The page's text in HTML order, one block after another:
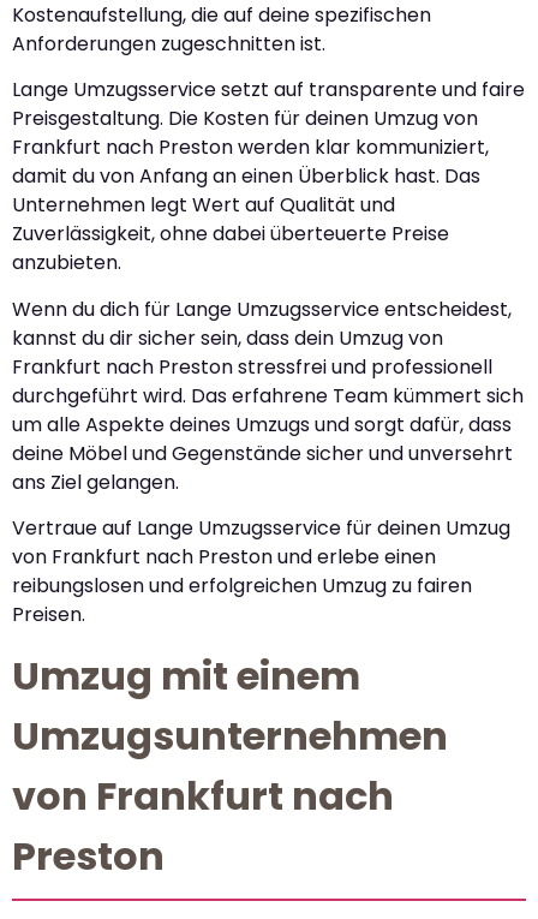
Kostenaufstellung, die auf deine spezifischen
Anforderungen zugeschnitten ist.
Lange Umzugsservice setzt auf transparente und faire
Preisgestaltung. Die Kosten für deinen Umzug von
Frankfurt nach Preston werden klar kommuniziert,
damit du von Anfang an einen Überblick hast. Das
Unternehmen legt Wert auf Qualität und
Zuverlässigkeit, ohne dabei überteuerte Preise
anzubieten.
Wenn du dich für Lange Umzugsservice entscheidest,
kannst du dir sicher sein, dass dein Umzug von
Frankfurt nach Preston stressfrei und professionell
durchgeführt wird. Das erfahrene Team kümmert sich
um alle Aspekte deines Umzugs und sorgt dafür, dass
deine Möbel und Gegenstände sicher und unversehrt
ans Ziel gelangen.
Vertraue auf Lange Umzugsservice für deinen Umzug
von Frankfurt nach Preston und erlebe einen
reibungslosen und erfolgreichen Umzug zu fairen
Preisen.
Umzug mit einem
Umzugsunternehmen
von Frankfurt nach
Preston